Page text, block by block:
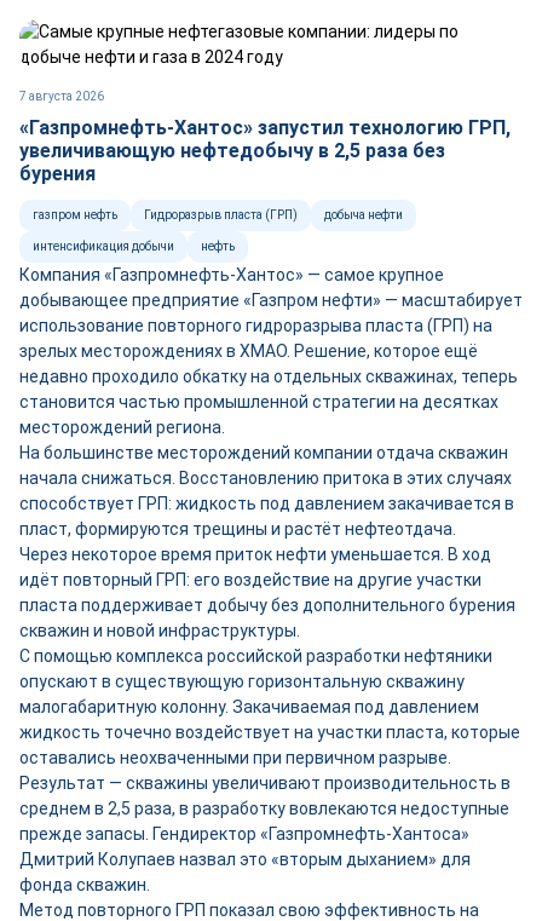
7 августа 2026
«Газпромнефть-Хантос» запустил технологию ГРП,
увеличивающую нефтедобычу в 2,5 раза без
бурения
газпром нефть Гидроразрыв пласта (ГРП) добыча нефти
интенсификация добычи нефть
Компания «Газпромнефть-Хантос» — самое крупное
добывающее предприятие «Газпром нефти» — масштабирует
использование повторного гидроразрыва пласта (ГРП) на
зрелых месторождениях в ХМАО. Решение, которое ещё
недавно проходило обкатку на отдельных скважинах, теперь
становится частью промышленной стратегии на десятках
месторождений региона.
На большинстве месторождений компании отдача скважин
начала снижаться. Восстановлению притока в этих случаях
способствует ГРП: жидкость под давлением закачивается в
пласт, формируются трещины и растёт нефтеотдача.
Через некоторое время приток нефти уменьшается. В ход
идёт повторный ГРП: его воздействие на другие участки
пласта поддерживает добычу без дополнительного бурения
скважин и новой инфраструктуры.
С помощью комплекса российской разработки нефтяники
опускают в существующую горизонтальную скважину
малогабаритную колонну. Закачиваемая под давлением
жидкость точечно воздействует на участки пласта, которые
оставались неохваченными при первичном разрыве.
Результат — скважины увеличивают производительность в
среднем в 2,5 раза, в разработку вовлекаются недоступные
прежде запасы. Гендиректор «Газпромнефть-Хантоса»
Дмитрий Колупаев назвал это «вторым дыханием» для
фонда скважин.
Метод повторного ГРП показал свою эффективность на